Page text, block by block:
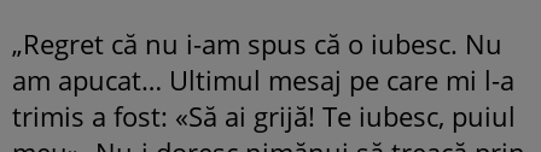
„Regret că nu i-am spus că o iubesc. Nu
am apucat… Ultimul mesaj pe care mi l-a
trimis a fost: «Să ai grijă! Te iubesc, puiul